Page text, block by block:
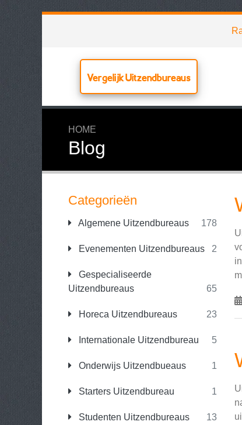
Vergelijk Uitzendbureaus
HOME
Blog
Categorieën
Algemene Uitzendbureaus 178
Evenementen Uitzendbureaus 2
Gespecialiseerde
Uitzendbureaus
65
Horeca Uitzendbureaus 23
Internationale Uitzendbureau 5
Onderwijs Uitzendbueaus 1
Starters Uitzendbureau 1
Studenten Uitzendbureaus 13